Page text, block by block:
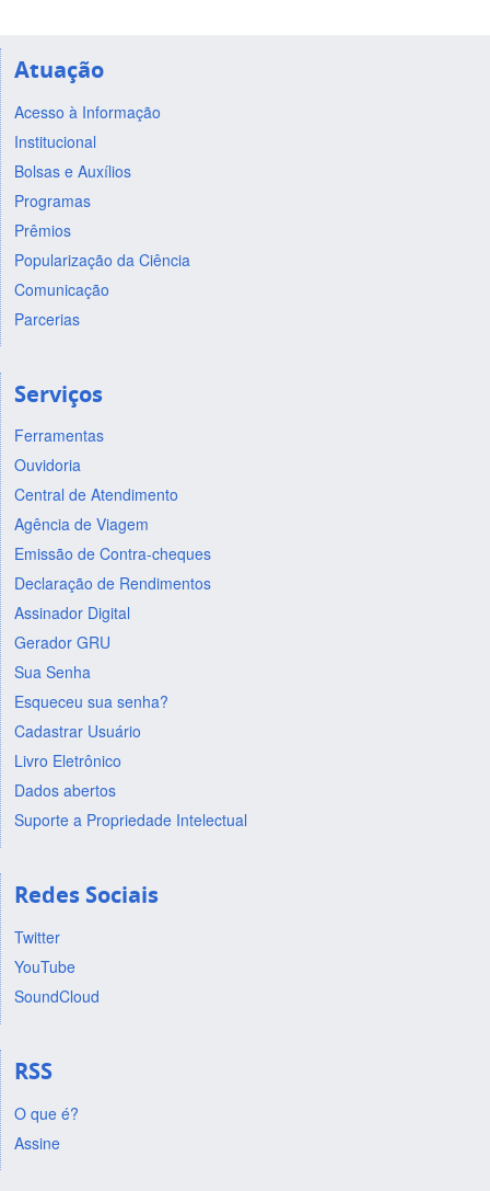
Atuação
Acesso à Informação
Institucional
Bolsas e Auxílios
Programas
Prêmios
Popularização da Ciência
Comunicação
Parcerias
Serviços
Ferramentas
Ouvidoria
Central de Atendimento
Agência de Viagem
Emissão de Contra-cheques
Declaração de Rendimentos
Assinador Digital
Gerador GRU
Sua Senha
Esqueceu sua senha?
Cadastrar Usuário
Livro Eletrônico
Dados abertos
Suporte a Propriedade Intelectual
Redes Sociais
Twitter
YouTube
SoundCloud
RSS
O que é?
Assine